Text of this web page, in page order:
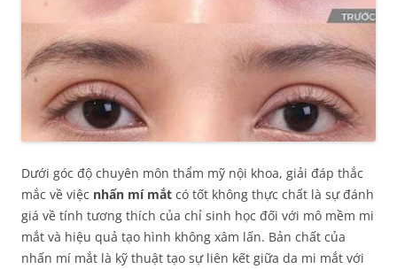
Dưới góc độ chuyên môn thẩm mỹ nội khoa, giải đáp thắc
mắc về việc nhấn mí mắt có tốt không thực chất là sự đánh
giá về tính tương thích của chỉ sinh học đối với mô mềm mi
mắt và hiệu quả tạo hình không xâm lấn. Bản chất của
nhấn mí mắt là kỹ thuật tạo sự liên kết giữa da mi mắt với